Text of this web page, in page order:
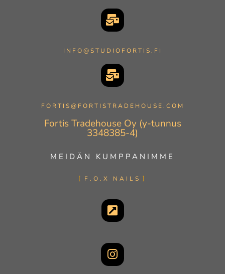
INFO@STUDIOFORTIS.FI
FORTIS@FORTISTRADEHOUSE.COM
Fortis Tradehouse Oy (y-tunnus
3348385-4)
MEIDÄN KUMPPANIMME
F.O.X NAILS